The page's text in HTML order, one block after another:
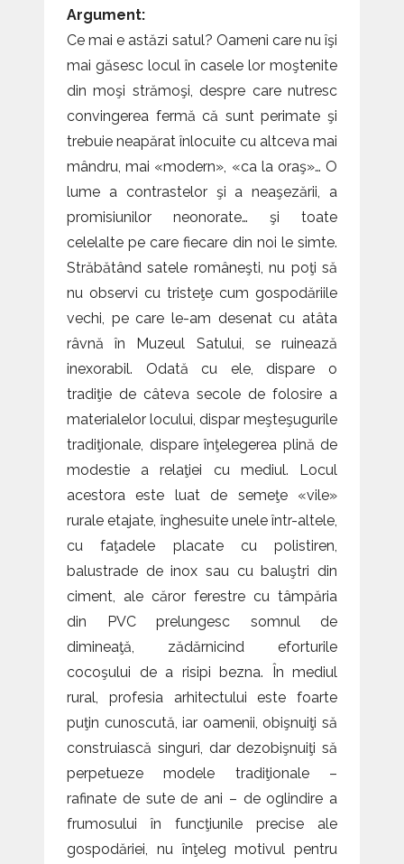
Argument:
Ce mai e astăzi satul? Oameni care nu îşi
mai găsesc locul în casele lor moştenite
din moşi strămoşi, despre care nutresc
convingerea fermă că sunt perimate şi
trebuie neapărat înlocuite cu altceva mai
mândru, mai «modern», «ca la oraş»… O
lume a contrastelor şi a neaşezării, a
promisiunilor neonorate… şi toate
celelalte pe care fiecare din noi le simte.
Străbătând satele româneşti, nu poţi să
nu observi cu tristeţe cum gospodăriile
vechi, pe care le-am desenat cu atâta
râvnă în Muzeul Satului, se ruinează
inexorabil. Odată cu ele, dispare o
tradiţie de câteva secole de folosire a
materialelor locului, dispar meşteşugurile
tradiţionale, dispare înţelegerea plină de
modestie a relaţiei cu mediul. Locul
acestora este luat de semeţe «vile»
rurale etajate, înghesuite unele într-altele,
cu faţadele placate cu polistiren,
balustrade de inox sau cu baluştri din
ciment, ale căror ferestre cu tâmpăria
din PVC prelungesc somnul de
dimineaţă, zădărnicind eforturile
cocoşului de a risipi bezna. În mediul
rural, profesia arhitectului este foarte
puţin cunoscută, iar oamenii, obişnuiţi să
construiască singuri, dar dezobişnuiţi să
perpetueze modele tradiţionale –
rafinate de sute de ani – de oglindire a
frumosului în funcţiunile precise ale
gospodăriei, nu înţeleg motivul pentru